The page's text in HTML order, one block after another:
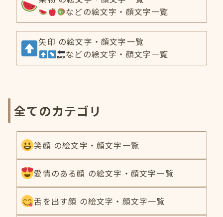
などの絵文字・顔文字一覧
矢印 の絵文字・顔文字一覧
などの絵文字・顔文字一覧
全てのカテゴリ
笑顔 の絵文字・顔文字一覧
愛情のある顔 の絵文字・顔文字一覧
舌を出す顔 の絵文字・顔文字一覧